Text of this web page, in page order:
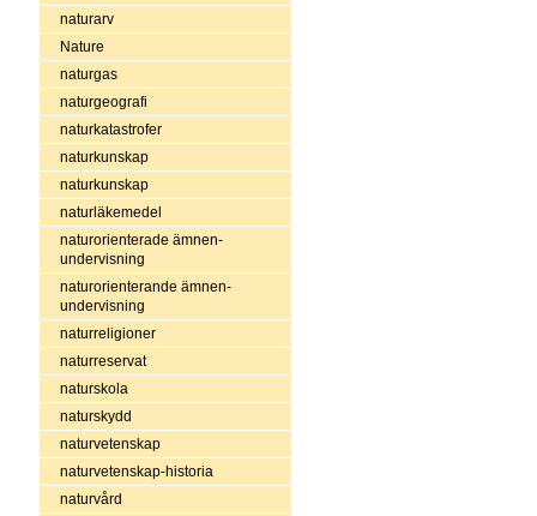
naturarv
Nature
naturgas
naturgeografi
naturkatastrofer
naturkunskap
naturkunskap
naturläkemedel
naturorienterade ämnen-
undervisning
naturorienterande ämnen-
undervisning
naturreligioner
naturreservat
naturskola
naturskydd
naturvetenskap
naturvetenskap-historia
naturvård